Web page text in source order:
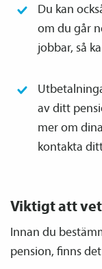
Du kan
om du går
jobbar, så
av ditt
mer om
kontakta
Viktigt att
Innan du
pension, finns